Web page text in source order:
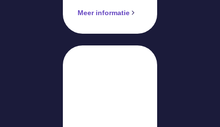
Meer informatie